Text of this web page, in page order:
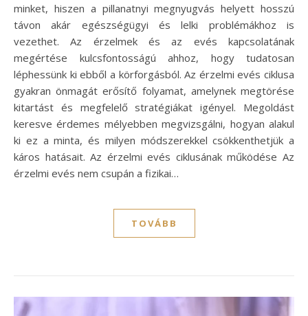
minket, hiszen a pillanatnyi megnyugvás helyett hosszú
távon akár egészségügyi és lelki problémákhoz is
vezethet. Az érzelmek és az evés kapcsolatának
megértése kulcsfontosságú ahhoz, hogy tudatosan
léphessünk ki ebből a körforgásból. Az érzelmi evés ciklusa
gyakran önmagát erősítő folyamat, amelynek megtörése
kitartást és megfelelő stratégiákat igényel. Megoldást
keresve érdemes mélyebben megvizsgálni, hogyan alakul
ki ez a minta, és milyen módszerekkel csökkenthetjük a
káros hatásait. Az érzelmi evés ciklusának működése Az
érzelmi evés nem csupán a fizikai…
TOVÁBB